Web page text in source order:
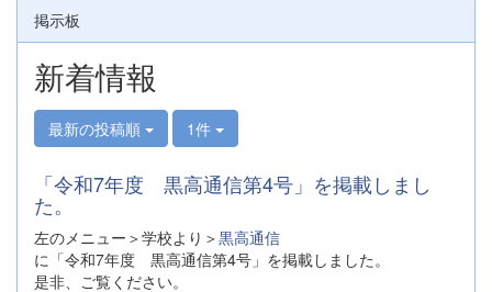
掲示板
新着情報
最新の投稿順 1件
「令和7年度 黒高通信第4号」を掲載しまし
た。
左のメニュー＞学校より＞黒高通信
に「令和7年度 黒高通信第4号」を掲載しました。
是非、ご覧ください。